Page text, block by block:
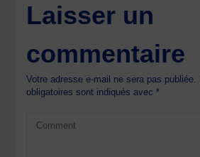
Laisser un
commentaire
Votre adresse e-mail ne sera pas publiée.
obligatoires sont indiqués avec*